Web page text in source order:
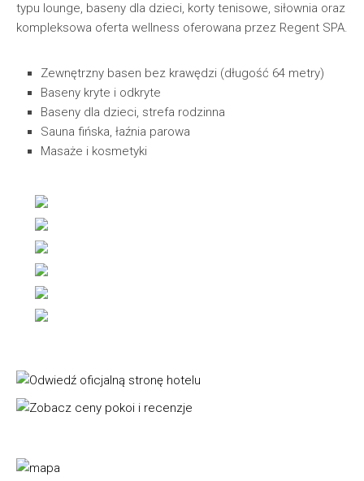
typu lounge, baseny dla dzieci, korty tenisowe, siłownia oraz
kompleksowa oferta wellness oferowana przez Regent SPA.
Zewnętrzny basen bez krawędzi (długość 64 metry)
Baseny kryte i odkryte
Baseny dla dzieci, strefa rodzinna
Sauna fińska, łaźnia parowa
Masaże i kosmetyki